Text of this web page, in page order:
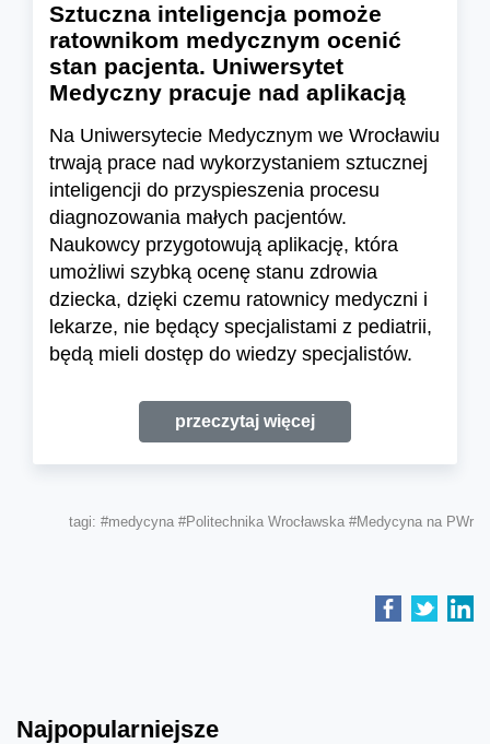
Sztuczna inteligencja pomoże
ratownikom medycznym ocenić
stan pacjenta. Uniwersytet
Medyczny pracuje nad aplikacją
Na Uniwersytecie Medycznym we Wrocławiu
trwają prace nad wykorzystaniem sztucznej
inteligencji do przyspieszenia procesu
diagnozowania małych pacjentów.
Naukowcy przygotowują aplikację, która
umożliwi szybką ocenę stanu zdrowia
dziecka, dzięki czemu ratownicy medyczni i
lekarze, nie będący specjalistami z pediatrii,
będą mieli dostęp do wiedzy specjalistów.
przeczytaj więcej
tagi: #medycyna #Politechnika Wrocławska #Medycyna na PWr
Najpopularniejsze